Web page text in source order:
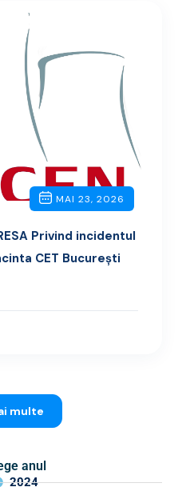
MAI 23, 2026
Privind incidentul
CET București
multe
anul
2024